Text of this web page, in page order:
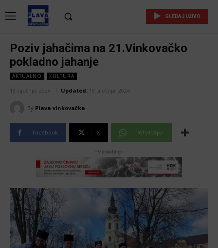
GLEDAJ UŽIVO
Poziv jahačima na 21.Vinkovačko
pokladno jahanje
AKTUALNO KULTURA
18 siječnja, 2024 Updated: 18 siječnja, 2024
By Plava vinkovačka
Facebook X WhatsApp
-Marketing-